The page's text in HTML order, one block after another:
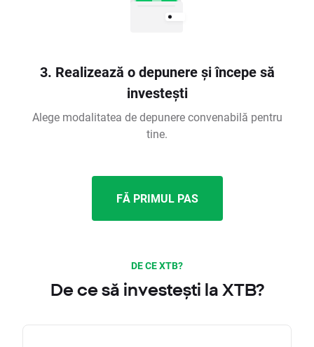
3. Realizează o depunere și începe să
investești
Alege modalitatea de depunere convenabilă pentru
tine.
FĂ PRIMUL PAS
DE CE XTB?
De ce să investești la XTB?